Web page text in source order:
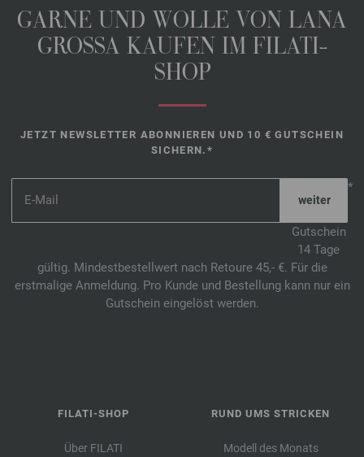
GARNE UND WOLLE VON LANA
GROSSA KAUFEN IM FILATI-
SHOP
JETZT NEWSLETTER ABONNIEREN UND 10 € GUTSCHEIN
SICHERN.*
*
Gutschein
14 Tage
gültig. Mindestbestellwert nach Retoure 45,- €. Für die
erstmalige Anmeldung. Pro Kunde und Bestellung kann nur ein
Gutschein eingelöst werden.
FILATI-SHOP
Über FILATI
RUND UMS STRICKEN
Modell des Monats